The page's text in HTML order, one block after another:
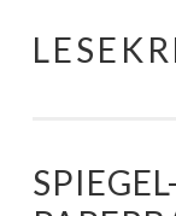
Springe